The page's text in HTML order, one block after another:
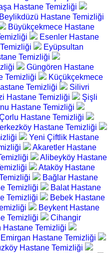
Hastane Temizliği
Beylikdüzü Hastane Temizliği
Büyükçekmece Hastane
Esenler Hastane
Eyüpsultan
Temizliği
Güngören Hastane
Temizliği
Küçükçekmece
Temizliği
Silivri
Hastane Temizliği
Şişli
Hastane Temizliği
Hastane Temizliği
Hastane Temizliği
Yeni Çiftlik Hastane
Akaretler Hastane
Alibeyköy Hastane
Ataköy Hastane
Bağlar Hastane
Temizliği
Balat Hastane
Temizliği
Bebek Hastane
Beykent Hastane
Temizliği
Cihangir
Hastane Temizliği
Emirgan Hastane Temizliği
Hastane Temizliği